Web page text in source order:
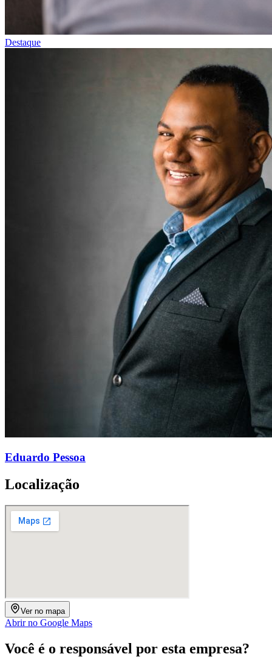
Destaque
Eduardo Pessoa
Localização
Ver no mapa
Abrir no Google Maps
Você é o responsável por esta empresa?